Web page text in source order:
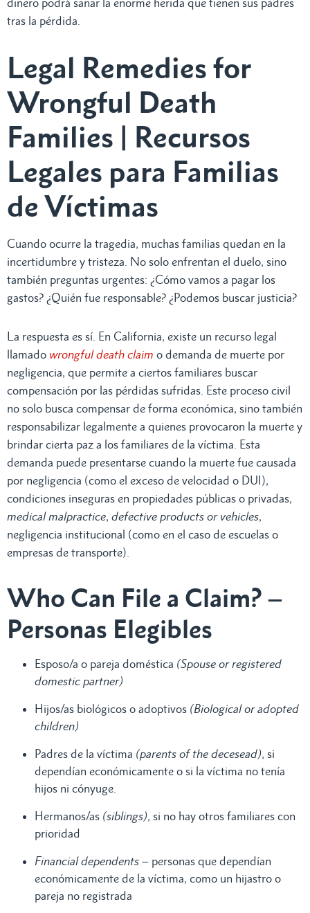
tras la pérdida.
Legal Remedies for
Wrongful Death
Families | Recursos
Legales para Familias
de Víctimas
Cuando ocurre la tragedia, muchas familias quedan en la
incertidumbre y tristeza. No solo enfrentan el duelo, sino
también preguntas urgentes: ¿Cómo vamos a pagar los
gastos? ¿Quién fue responsable? ¿Podemos buscar justicia?
La respuesta es sí. En California, existe un recurso legal
llamado wrongful death claim o demanda de muerte por
negligencia, que permite a ciertos familiares buscar
compensación por las pérdidas sufridas. Este proceso civil
no solo busca compensar de forma económica, sino también
responsabilizar legalmente a quienes provocaron la muerte y
brindar cierta paz a los familiares de la víctima. Esta
demanda puede presentarse cuando la muerte fue causada
por negligencia (como el exceso de velocidad o DUI),
condiciones inseguras en propiedades públicas o privadas,
medical malpractice, defective products or vehicles,
negligencia institucional (como en el caso de escuelas o
empresas de transporte).
Who Can File a Claim? –
Personas Elegibles
Esposo/a o pareja doméstica (Spouse or registered
domestic partner)
Hijos/as biológicos o adoptivos (Biological or adopted
children)
Padres de la víctima (parents of the decesead), si
dependían económicamente o si la víctima no tenía
hijos ni cónyuge.
Hermanos/as (siblings), si no hay otros familiares con
prioridad
Financial dependents – personas que dependían
económicamente de la víctima, como un hijastro o
pareja no registrada